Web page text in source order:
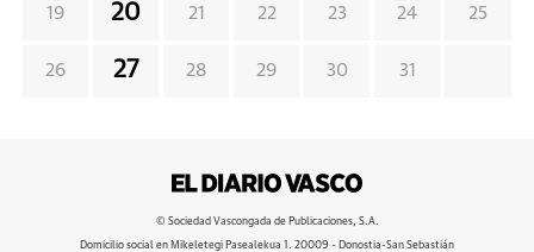
19 20 21 22 23 24 25
26 27 28 29 30 31
© Sociedad Vascongada de Publicaciones, S.A.
Domicilio social en Mikeletegi Pasealekua 1. 20009 - Donostia-San Sebastián